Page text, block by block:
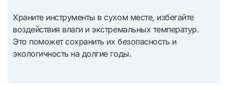
Храните инструменты в сухом месте, избегайте
воздействия влаги и экстремальных температур.
Это поможет сохранить их безопасность и
экологичность на долгие годы.